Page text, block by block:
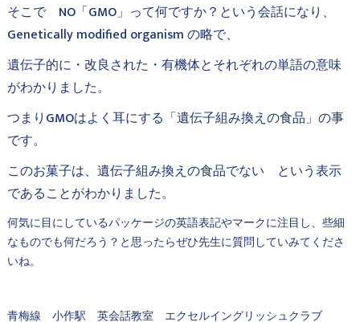
そこで NO「GMO」って何ですか？という会話になり、
Genetically modified organism の略で、
遺伝子的に・改良された・有機体とそれぞれの単語の意味
がわかりました。
つまりGMOはよく耳にする「遺伝子組み換えの食品」の事
です。
このお菓子は、遺伝子組み換えの食品でない という表示
であることがわかりました。
何気に目にしているパッケージの英語表記やマークに注目し、些細
なものでも何だろう？と思ったらぜひ先生に質問していみてくださ
いね。
青梅線 小作駅 英会話教室 エクセルイングリッシュクラブ